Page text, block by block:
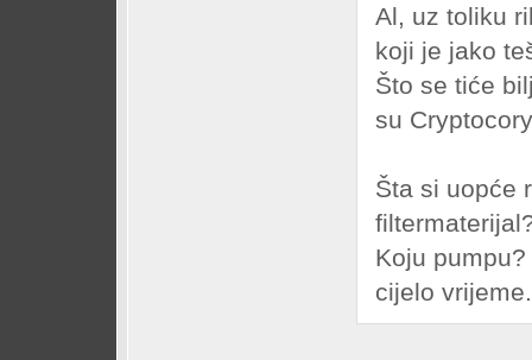
Al, uz toliku
koji je jako
Što se tiće
su
Šta si uopće
Koju
cijelo